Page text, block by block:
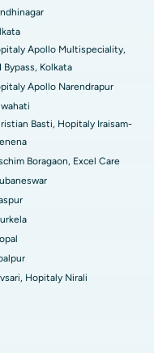
Karaikudi
Colony, Bhopal
Bangalore
Madurai
Nellore
19, Rourkela
Pune
indrindra any Delhi
Apollo Multispeciality,
Bypass, Kolkata
Apollo Narendrapur
Basti, Hopitaly Iraisam-
Boragaon, Excel Care
Hopitaly Nirali